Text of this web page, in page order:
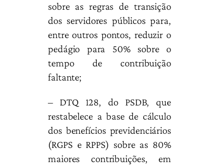
sobre as regras de transição
dos servidores públicos para,
entre outros pontos, reduzir o
pedágio para 50% sobre o
tempo de contribuição
faltante;
– DTQ 128, do PSDB, que
restabelece a base de cálculo
dos benefícios previdenciários
(RGPS e RPPS) sobre as 80%
maiores contribuições, em